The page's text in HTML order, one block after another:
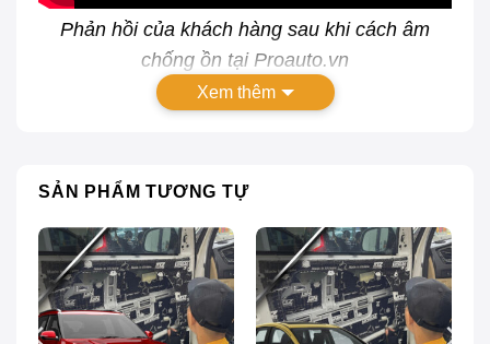
Phản hồi của khách hàng sau khi cách âm
chống ồn tại Proauto.vn
.
Xem thêm
SẢN PHẨM TƯƠNG TỰ